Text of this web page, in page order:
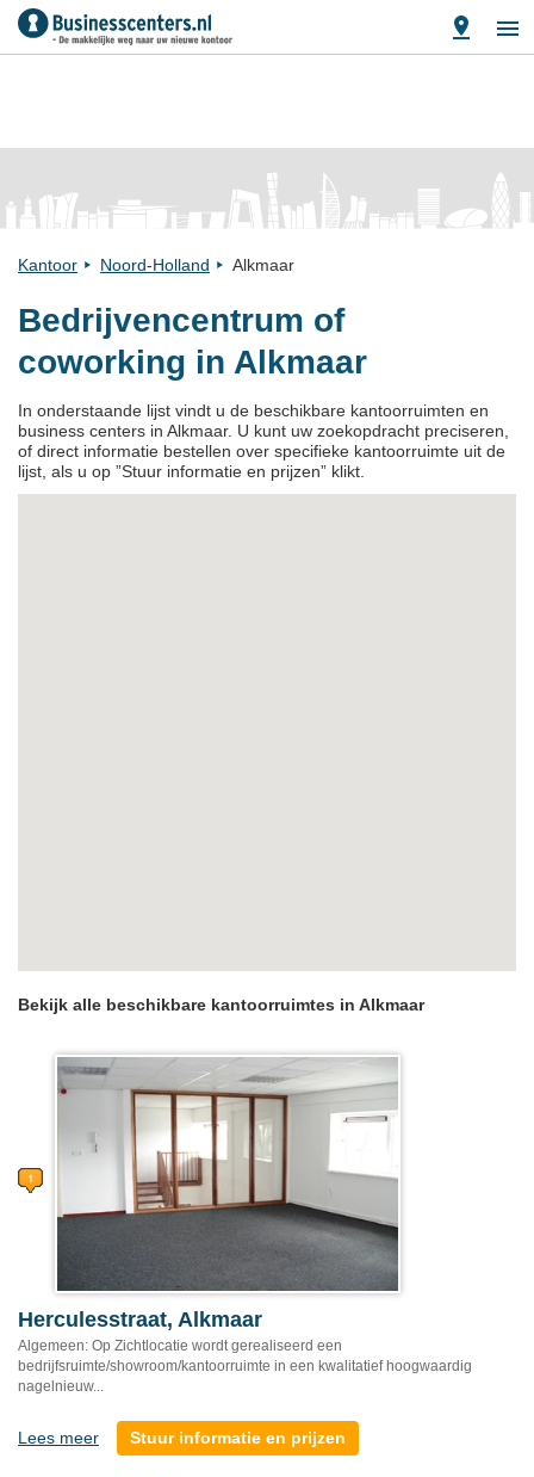
Kantoor Noord-Holland Alkmaar
Bedrijvencentrum of
coworking in Alkmaar
In onderstaande lijst vindt u de beschikbare kantoorruimten en
business centers in Alkmaar. U kunt uw zoekopdracht preciseren,
of direct informatie bestellen over specifieke kantoorruimte uit de
lijst, als u op ”Stuur informatie en prijzen” klikt.
Bekijk alle beschikbare kantoorruimtes in Alkmaar
Herculesstraat, Alkmaar
Algemeen: Op Zichtlocatie wordt gerealiseerd een
bedrijfsruimte/showroom/kantoorruimte in een kwalitatief hoogwaardig
nagelnieuw...
Lees meer Stuur informatie en prijzen